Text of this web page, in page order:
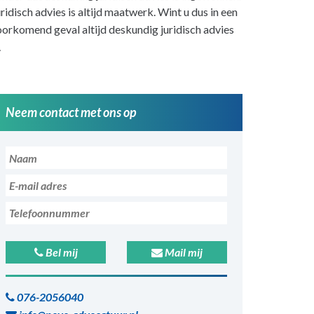
advies is altijd maatwerk. Wint u dus in een
geval altijd deskundig juridisch advies
Neem contact met ons op
Bel mij Mail mij
076-2056040